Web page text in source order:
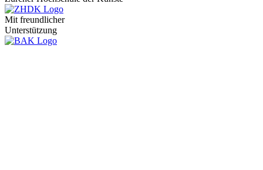
Mit freundlicher
Unterstützung